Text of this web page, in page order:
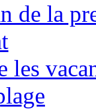
de la
les